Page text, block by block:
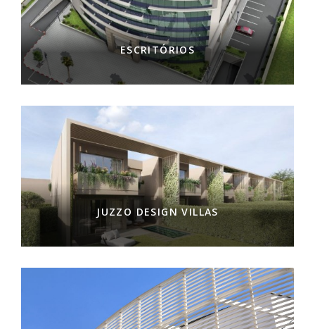
ESCRITÓRIOS
JUZZO DESIGN VILLAS